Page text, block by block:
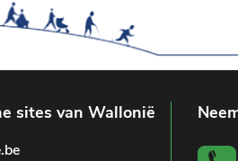
sites van Wallonië